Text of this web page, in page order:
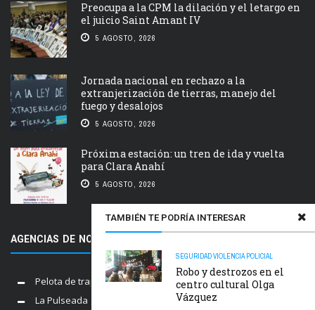
TAMBIÉN TE PODRÍA INTERESAR
SEGURIDADVIOLENCIA POLICIAL
Robo y destrozos en el
centro cultural Olga
Vázquez
Preocupa a la CPM la dilación y el letargo en
el juicio Saint Amant IV
5 AGOSTO, 2026
Jornada nacional en rechazo a la
extranjerización de tierras, manejo del
fuego y desalojos
5 AGOSTO, 2026
Próxima estación: un tren de ida y vuelta
para Clara Anahí
5 AGOSTO, 2026
AGENCIAS DE NOTICIAS AMIGAS
Pelota de trapo
La Pulseada